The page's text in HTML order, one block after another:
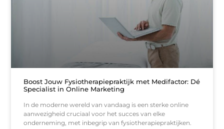
Boost Jouw Fysiotherapiepraktijk met Medifactor: Dé
Specialist in Online Marketing
In de moderne wereld van vandaag is een sterke online
aanwezigheid cruciaal voor het succes van elke
onderneming, met inbegrip van fysiotherapiepraktijken.